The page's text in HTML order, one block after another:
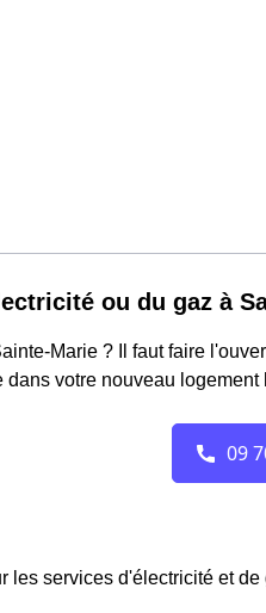
ou du gaz à
Marie ? Il faut faire
dans votre nouveau logement
les services d'électricité et